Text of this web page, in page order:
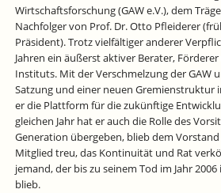
Wirtschaftsforschung (GAW e.V.), dem
Nachfolger von Prof. Dr. Otto Pfleiderer
Präsident). Trotz vielfältiger anderer
Jahren ein äußerst aktiver Berater,
Instituts. Mit der Verschmelzung der GAW
Satzung und einer neuen Gremienstruktur
er die Plattform für die zukünftige
gleichen Jahr hat er auch die Rolle des
Generation übergeben, blieb dem
Mitglied treu, das Kontinuität und Rat
jemand, der bis zu seinem Tod im Jahr
blieb.